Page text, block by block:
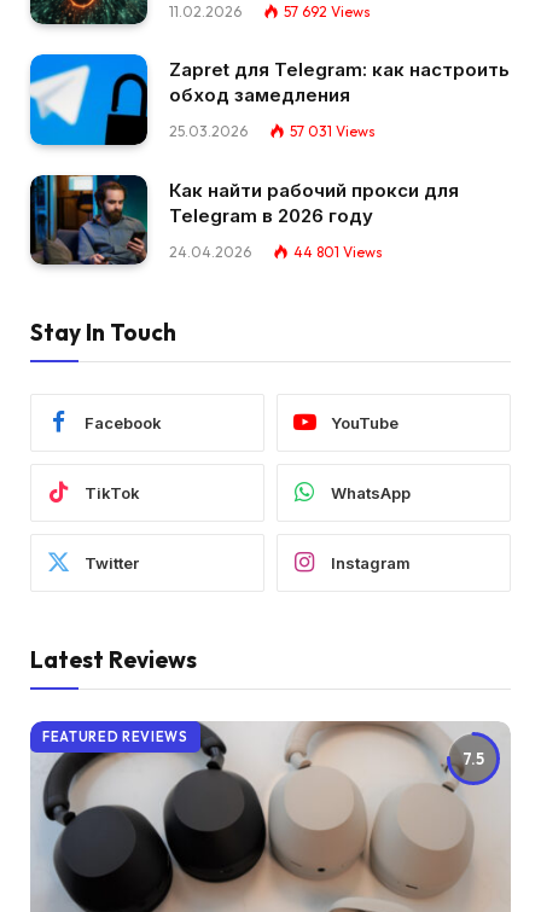
11.02.2026 57 692 Views
Zapret для Telegram: как настроить
обход замедления
25.03.2026 57 031 Views
Как найти рабочий прокси для
Telegram в 2026 году
24.04.2026 44 801 Views
Stay In Touch
Facebook YouTube
TikTok WhatsApp
Twitter Instagram
Latest Reviews
7.5
FEATURED REVIEWS